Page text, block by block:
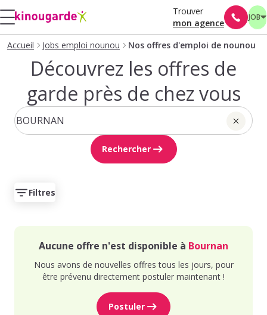
Trouver
mon agence
JOB
Accueil Jobs emploi nounou Nos offres d'emploi de nounou
Découvrez les offres de
garde près de chez vous
Rechercher
Filtres
Aucune offre n'est disponible à Bournan
Nous avons de nouvelles offres tous les jours, pour
être prévenu directement postuler maintenant !
Postuler